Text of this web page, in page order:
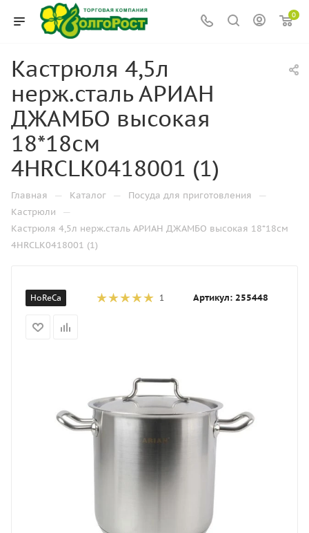
0
Кастрюля 4,5л
нерж.сталь АРИАН
ДЖАМБО высокая
18*18см
4HRCLK0418001 (1)
Главная — Каталог — Посуда для приготовления —
Кастрюли —
Кастрюля 4,5л нерж.сталь АРИАН ДЖАМБО высокая 18*18см
4HRCLK0418001 (1)
HoReCa 1 Артикул: 255448